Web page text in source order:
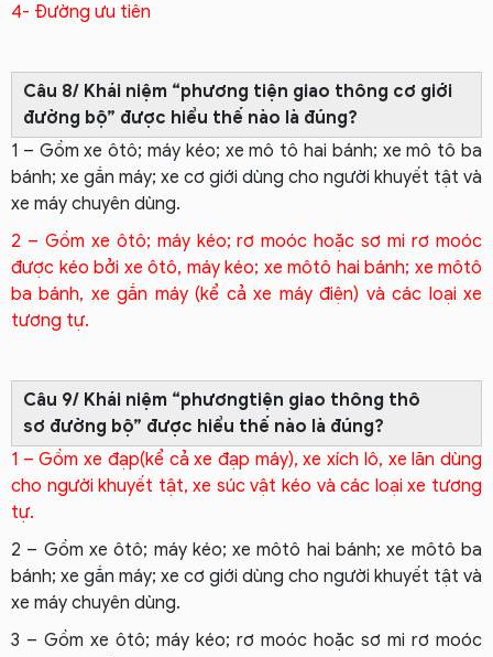
4- Đường ưu tiên
Câu 8/ Khái niệm “phương tiện giao thông cơ giới
đường bộ” được hiểu thế nào là đúng?
1 – Gồm xe ôtô; máy kéo; xe mô tô hai bánh; xe mô tô ba
bánh; xe gắn máy; xe cơ giới dùng cho người khuyết tật và
xe máy chuyên dùng.
2 – Gồm xe ôtô; máy kéo; rơ moóc hoặc sơ mi rơ moóc
được kéo bởi xe ôtô, máy kéo; xe môtô hai bánh; xe môtô
ba bánh, xe gắn máy (kể cả xe máy điện) và các loại xe
tương tự.
Câu 9/ Khái niệm “phươngtiện giao thông thô
sơ đường bộ” được hiểu thế nào là đúng?
1 – Gồm xe đạp(kể cả xe đạp máy), xe xích lô, xe lăn dùng
cho người khuyết tật, xe súc vật kéo và các loại xe tương
tự.
2 – Gồm xe ôtô; máy kéo; xe môtô hai bánh; xe môtô ba
bánh; xe gắn máy; xe cơ giới dùng cho người khuyết tật và
xe máy chuyên dùng.
3 – Gồm xe ôtô; máy kéo; rơ moóc hoặc sơ mi rơ moóc